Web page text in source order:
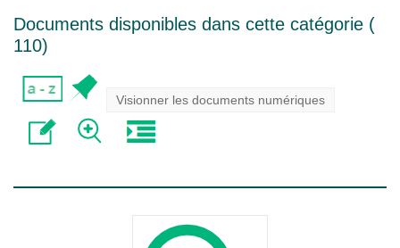
Documents disponibles dans cette catégorie (
110)
Visionner les documents numériques